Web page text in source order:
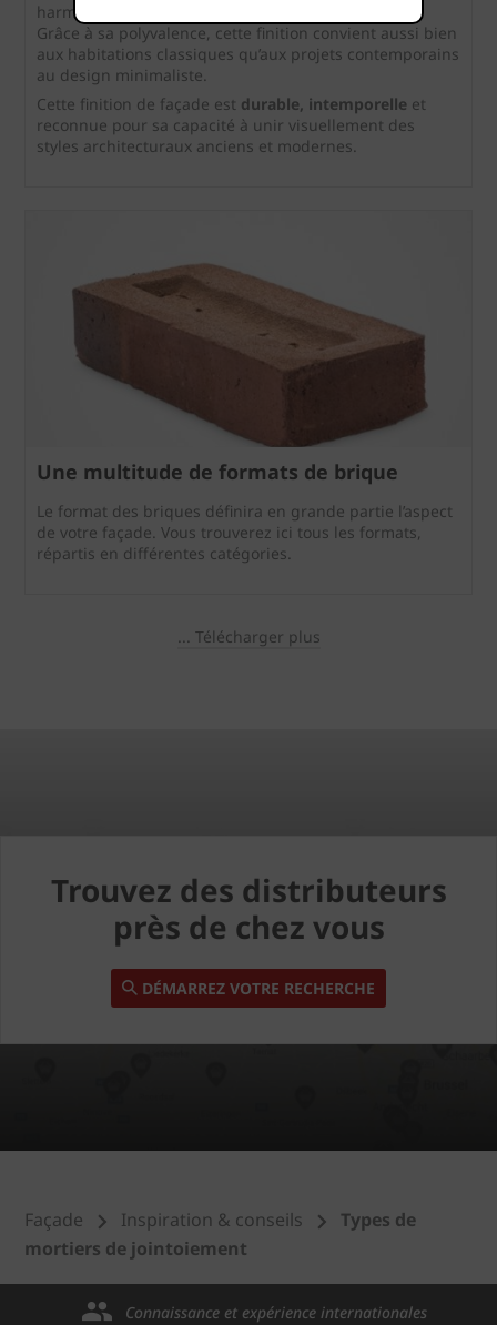
harmonieux entre tradition et esthétique moderne.
Grâce à sa polyvalence, cette finition convient aussi bien
aux habitations classiques qu’aux projets contemporains
au design minimaliste.
Cette finition de façade est durable, intemporelle et
reconnue pour sa capacité à unir visuellement des
styles architecturaux anciens et modernes.
Une multitude de formats de brique
Le format des briques définira en grande partie l’aspect
de votre façade. Vous trouverez ici tous les formats,
répartis en différentes catégories.
... Télécharger plus
Trouvez des distributeurs
près de chez vous
DÉMARREZ VOTRE RECHERCHE
Façade Inspiration & conseils
Types de
mortiers de jointoiement
Connaissance et expérience internationales